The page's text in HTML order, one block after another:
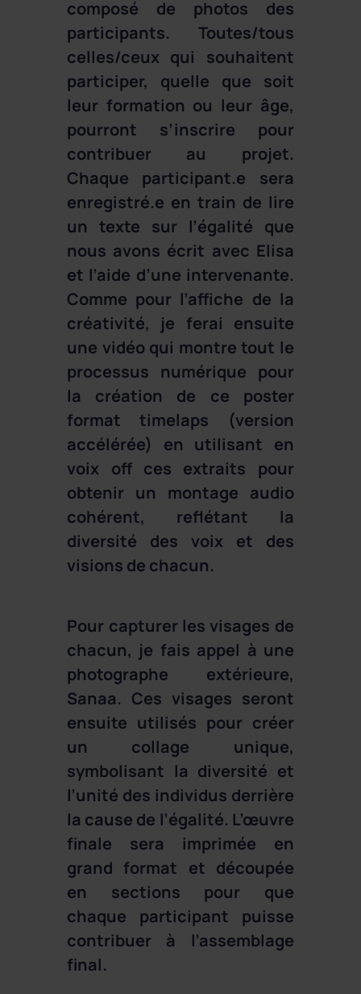
composé de photos des
participants. Toutes/tous
celles/ceux qui souhaitent
participer, quelle que soit
leur formation ou leur âge,
pourront s’inscrire pour
contribuer au projet.
Chaque participant.e sera
enregistré.e en train de lire
un texte sur l’égalité que
nous avons écrit avec Elisa
et l’aide d’une intervenante.
Comme pour l’affiche de la
créativité, je ferai ensuite
une vidéo qui montre tout le
processus numérique pour
la création de ce poster
format timelaps (version
accélérée) en utilisant en
voix off ces extraits pour
obtenir un montage audio
cohérent, reflétant la
diversité des voix et des
visions de chacun.
Pour capturer les visages de
chacun, je fais appel à une
photographe extérieure,
Sanaa. Ces visages seront
ensuite utilisés pour créer
un collage unique,
symbolisant la diversité et
l’unité des individus derrière
la cause de l’égalité. L’œuvre
finale sera imprimée en
grand format et découpée
en sections pour que
chaque participant puisse
contribuer à l’assemblage
final.